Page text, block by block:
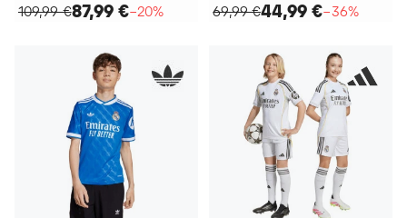
109,99 €87,99 €−20%
69,99 €44,99 €−36%